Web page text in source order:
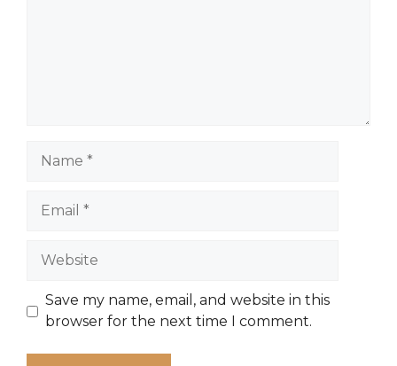
Website
Save my name, email, and website in this
browser for the next time I comment.